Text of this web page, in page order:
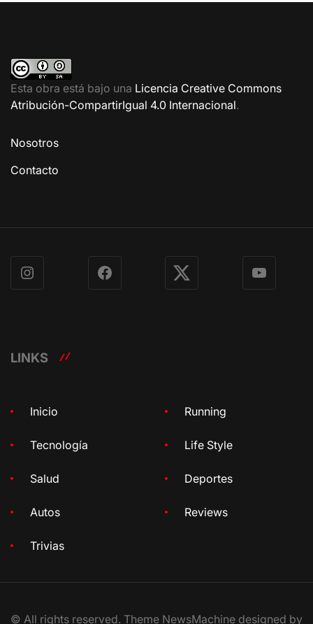
Esta obra está bajo una Licencia Creative Commons
Atribución-CompartirIgual 4.0 Internacional.
Nosotros
Contacto
Instagram Facebook X YouTube
LINKS
Inicio Running
Tecnología Life Style
Salud Deportes
Autos Reviews
Trivias
© All rights reserved. Theme NewsMachine designed by